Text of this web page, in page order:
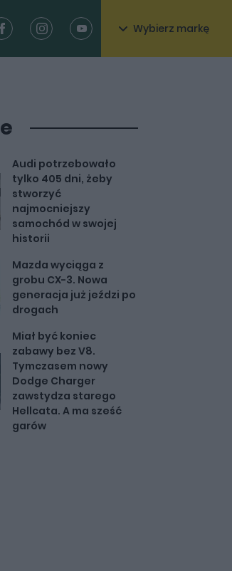
Wybierz markę
Audi potrzebowało
tylko 405 dni, żeby
stworzyć
najmocniejszy
samochód w swojej
historii
Mazda wyciąga z
grobu CX-3. Nowa
generacja już jeździ po
drogach
Miał być koniec
zabawy bez V8.
Tymczasem nowy
Dodge Charger
zawstydza starego
Hellcata. A ma sześć
garów